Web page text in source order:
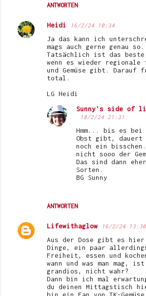
ANTWORTEN
Heidi 16/2/24 10:34
Ja das kann ich
mags auch gerne genau so.
Tatsächlich ist das
wenn es wieder regionale
und Gemüse gibt. Darauf
total.
LG Heidi
ANTWORTEN
Sunny's side of
18/2/24 21:31
Hmm... bis es
Obst gibt, dauert
noch ein
nicht sooo der
Das sind dann
Sorten.
BG Sunny
Lifewithaglow 16/2/24 13:30
Aus der Dose gibt es hier
Dinge, ein paar
Freiheit, essen und
wann und was man mag, ist
grandios, nicht wahr?
Dann bin ich mal
du deinen Mittagstisch